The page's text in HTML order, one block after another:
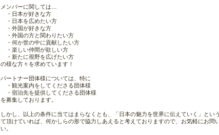
メンバーに関しては…
・日本が好きな方
・日本を広めたい方
・外国が好きな方
・外国の方と関わりたい方
・何か世の中に貢献したい方
・楽しい仲間が欲しい方
・新たに視野を広げたい方
の様な方々を求めています！
パートナー団体様については、特に
・観光案内をしてくださる団体様
・宿泊先を提供してくださる団体様
を募集しております。
しかし、以上の条件に当てはまらなくとも、「日本の魅力を世界に伝えていく」とい
て頂けていれば、何かしらの形で協力しあえると考えておりますので、お気軽にお問
い。